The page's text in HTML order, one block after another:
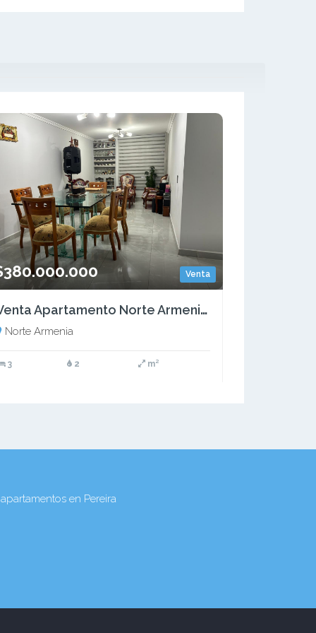
Venta
Venta Apartamento Norte Armenia, Quindio - Colombia COD: 8975617
Norte Armenia
3 2 m²
en Pereira